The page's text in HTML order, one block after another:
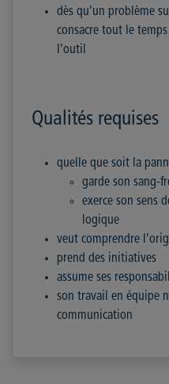
dès qu’un problème
consacre tout le
l’outil
Qualités requises
quelle que soit la
garde son sang-
exerce son sens
logique
veut comprendre
prend des initiatives
assume ses
son travail en équipe
communication